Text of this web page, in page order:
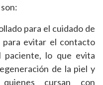
para el cuidado de
para evitar el contacto
lo que evita
de la piel y
cursan con